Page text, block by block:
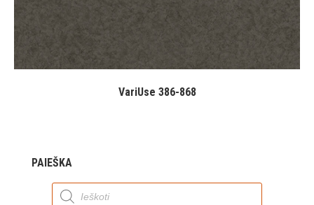
VariUse 386-868
PAIEŠKA
Products
search